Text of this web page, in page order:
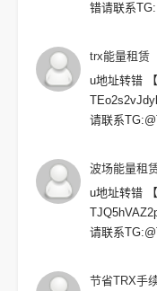
错请联系
trx能量租赁
u地址转错 【
请联系
波场能量租
u地址转错 【
请联系
节省TRX手